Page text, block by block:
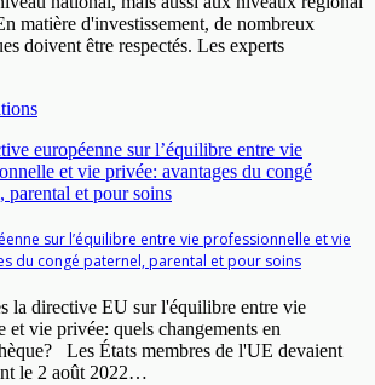
matière d'investissement, de nombreux
doivent être respectés. Les experts
sur l’équilibre entre vie professionnelle et vie
du congé paternel, parental et pour soins
la directive EU sur l'équilibre entre vie
et vie privée: quels changements en
Les États membres de l'UE devaient
le 2 août 2022…